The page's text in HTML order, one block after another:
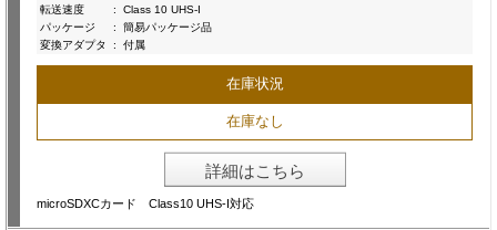
転送速度
:
Class 10 UHS-I
パッケージ
:
簡易パッケージ品
変換アダプタ
: 付属
在庫状況
在庫なし
詳細はこちら
microSDXCカード Class10 UHS-I対応